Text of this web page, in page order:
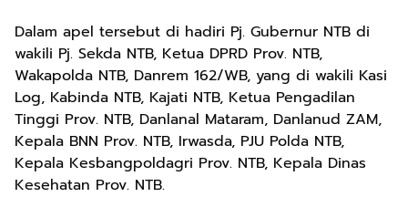
Dalam apel tersebut di hadiri Pj. Gubernur NTB di
wakili Pj. Sekda NTB, Ketua DPRD Prov. NTB,
Wakapolda NTB, Danrem 162/WB, yang di wakili Kasi
Log, Kabinda NTB, Kajati NTB, Ketua Pengadilan
Tinggi Prov. NTB, Danlanal Mataram, Danlanud ZAM,
Kepala BNN Prov. NTB, Irwasda, PJU Polda NTB,
Kepala Kesbangpoldagri Prov. NTB, Kepala Dinas
Kesehatan Prov. NTB.